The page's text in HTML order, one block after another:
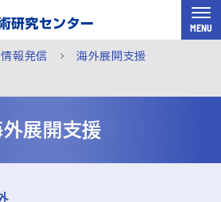
MENU
情報発信 海外展開支援
外展開支援